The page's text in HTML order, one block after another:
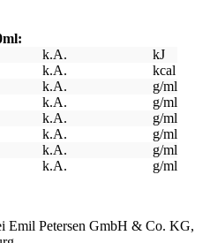
k.A.
kJ
k.A.
kcal
k.A.
g/ml
k.A.
g/ml
k.A.
g/ml
k.A.
g/ml
k.A.
g/ml
k.A.
g/ml
Emil Petersen GmbH & Co. KG,